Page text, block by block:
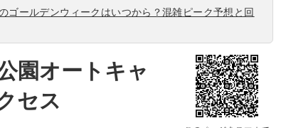
ゴールデンウィークはいつから？混雑ピーク予想と回
園オートキャ
セス